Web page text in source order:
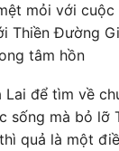
mỏi với cuộc
Thiền Đường
tâm hồn
Lai để tìm về
sống mà bỏ lỡ
quả là một